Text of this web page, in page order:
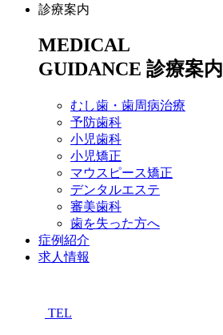
診療案内
MEDICAL
GUIDANCE 診療案内
むし歯・歯周病治療
予防歯科
小児歯科
小児矯正
マウスピース矯正
デンタルエステ
審美歯科
歯を失った方へ
症例紹介
求人情報
TEL